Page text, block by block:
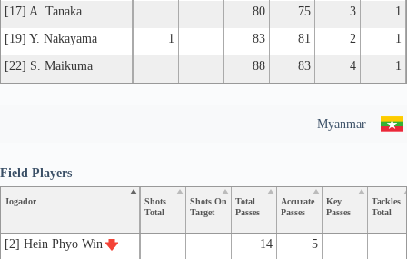
[17] A. Tanaka
80 75 3
1
[19] Y. Nakayama
1 83 81 2
1
[22] S. Maikuma
88 83 4 1
Myanmar
Jogador
Shots
Total
Shots On
Target
Total
Passes
Accurate
Passes
Key
Passes
Tackles
Total
[2] Hein Phyo Win 14
5
Field Players